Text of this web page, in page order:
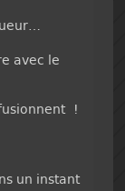
avec le
!
un instant